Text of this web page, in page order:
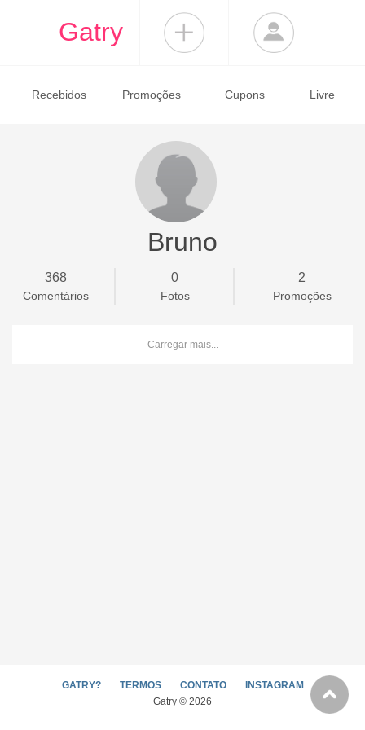
Gatry
Recebidos Promoções Cupons Livre
Bruno
368
Comentários
0
Fotos
2
Promoções
Carregar mais...
GATRY? TERMOS CONTATO
INSTAGRAM
Gatry © 2026